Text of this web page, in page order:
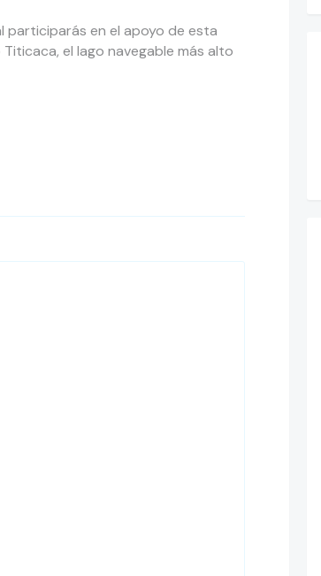
en el apoyo de esta
el lago navegable más alto